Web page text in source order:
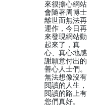
來很擔心網站
會隨著周博士
離世而無法再
運作，今日再
來發現網站動
起來了，真
心、真心地感
謝願意付出的
善心人士們。
無法想像沒有
閱讀的人生，
閱讀的路上有
您們真好。